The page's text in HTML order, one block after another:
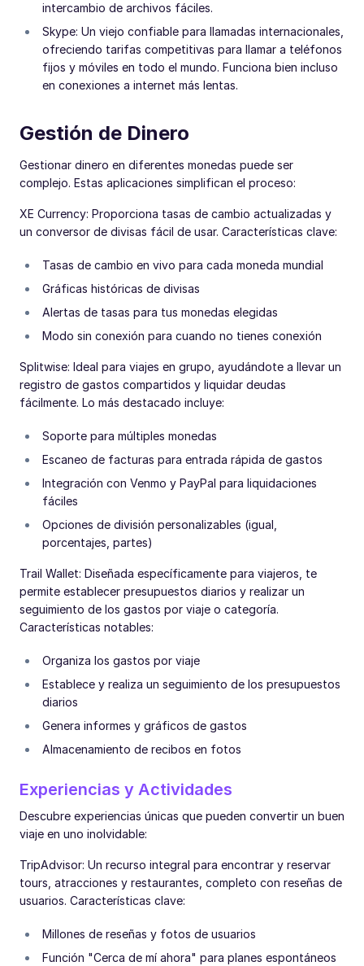
intercambio de archivos fáciles.
Skype: Un viejo confiable para llamadas internacionales,
ofreciendo tarifas competitivas para llamar a teléfonos
fijos y móviles en todo el mundo. Funciona bien incluso
en conexiones a internet más lentas.
Gestión de Dinero
Gestionar dinero en diferentes monedas puede ser
complejo. Estas aplicaciones simplifican el proceso:
XE Currency: Proporciona tasas de cambio actualizadas y
un conversor de divisas fácil de usar. Características clave:
Tasas de cambio en vivo para cada moneda mundial
Gráficas históricas de divisas
Alertas de tasas para tus monedas elegidas
Modo sin conexión para cuando no tienes conexión
Splitwise: Ideal para viajes en grupo, ayudándote a llevar un
registro de gastos compartidos y liquidar deudas
fácilmente. Lo más destacado incluye:
Soporte para múltiples monedas
Escaneo de facturas para entrada rápida de gastos
Integración con Venmo y PayPal para liquidaciones
fáciles
Opciones de división personalizables (igual,
porcentajes, partes)
Trail Wallet: Diseñada específicamente para viajeros, te
permite establecer presupuestos diarios y realizar un
seguimiento de los gastos por viaje o categoría.
Características notables:
Organiza los gastos por viaje
Establece y realiza un seguimiento de los presupuestos
diarios
Genera informes y gráficos de gastos
Almacenamiento de recibos en fotos
Experiencias y Actividades
Descubre experiencias únicas que pueden convertir un buen
viaje en uno inolvidable:
TripAdvisor: Un recurso integral para encontrar y reservar
tours, atracciones y restaurantes, completo con reseñas de
usuarios. Características clave:
Millones de reseñas y fotos de usuarios
Función "Cerca de mí ahora" para planes espontáneos